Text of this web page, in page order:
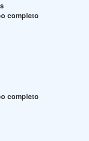
completo
completo